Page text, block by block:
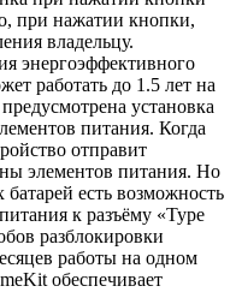
при нажатии кнопки,
владельцу.
энергоэффективного
работать до 1.5 лет на
установка
питания. Когда
отправит
элементов питания. Но
есть возможность
к разъёму «Type
разблокировки
работы на одном
обеспечивает